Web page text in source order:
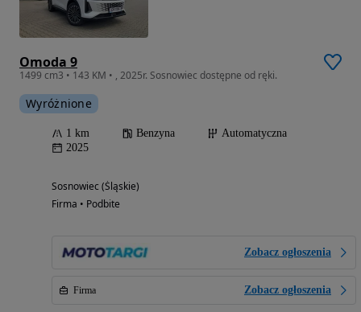
Omoda 9
1499 cm3 • 143 KM • , 2025r. Sosnowiec dostępne od ręki.
Wyróżnione
1 km Benzyna
Automatyczna
2025
Sosnowiec (Śląskie)
Firma • Podbite
Zobacz ogłoszenia
Firma Zobacz ogłoszenia